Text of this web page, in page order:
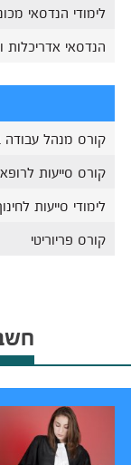
לימודי הנדסאי
הנדסאי אדריכלות
קורס מנהל עבודה
קורס סייעות
לימודי סייעות
קורס פריוריטי